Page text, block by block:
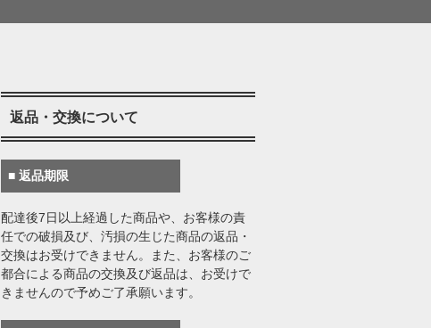
返品・交換について
■ 返品期限
配達後7日以上経過した商品や、お客様の責
任での破損及び、汚損の生じた商品の返品・
交換はお受けできません。また、お客様のご
都合による商品の交換及び返品は、お受けで
きませんので予めご了承願います。